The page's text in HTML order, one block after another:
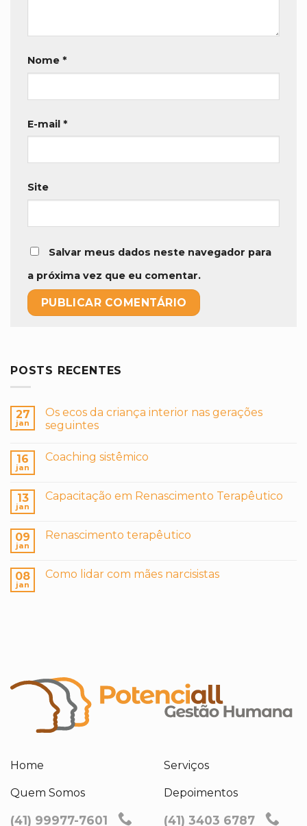
Nome *
E-mail *
Site
Salvar meus dados neste navegador para
a próxima vez que eu comentar.
POSTS RECENTES
27
jan
Os ecos da criança interior nas gerações
seguintes
16
jan
Coaching sistêmico
13
jan
Capacitação em Renascimento Terapêutico
09
jan
Renascimento terapêutico
08
jan
Como lidar com mães narcisistas
Home
Quem Somos
(41) 99977-7601
Serviços
Depoimentos
(41) 3403 6787